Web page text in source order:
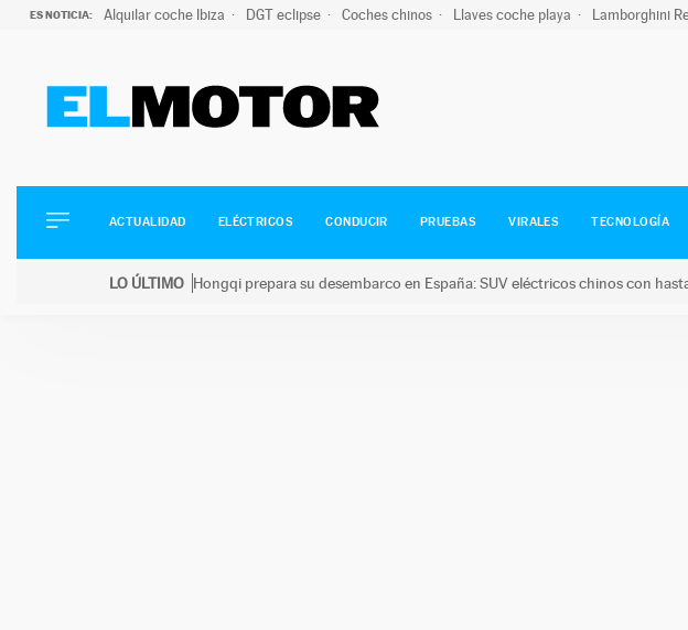
ES NOTICIA: Alquilar coche Ibiza DGT eclipse Coches chinos Llaves coche playa Lamborghini
ELÉCTRICOS
CONDUCIR
ACTUALIDAD ELÉCTRICOS CONDUCIR PRUEBAS VIRALES TECNOLOGÍA
LO ÚLTIMO Hongqi prepara su desembarco en España: SUV eléctricos chinos con